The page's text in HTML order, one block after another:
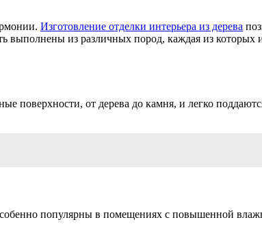
Изготовление отделки интерьера из дерева
выполнены из различных пород, каждая из которых
поверхности, от дерева до камня, и легко
популярны в помещениях с повышенной